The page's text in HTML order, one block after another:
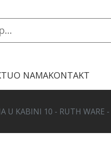
O NAMAKONTAKT
U KABINI 10 - RUTH WARE